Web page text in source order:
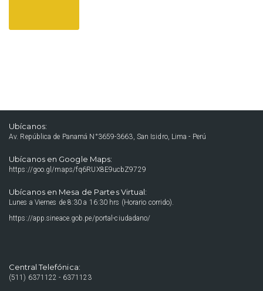
Ubícanos:
Av. República de Panamá N°3659-3663, San Isidro, Lima - Perú
Ubícanos en Google Maps:
https://goo.gl/maps/fq6RUX8E9ucbZ9729
Ubícanos en Mesa de Partes Virtual:
Lunes a Viernes de 8:30 a 16:30 hrs (Horario corrido).
https://app.sineace.gob.pe/portal-ciudadano/
Central Telefónica:
(511) 6371122 - 6371123